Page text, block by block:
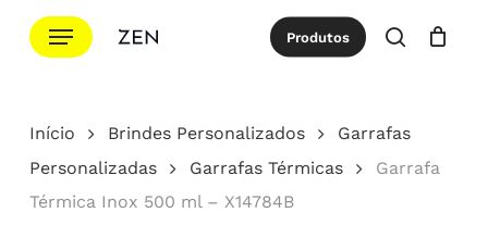
para
principal
Menu Produtos
procurar
Cotação Close
Início Brindes Personalizados
Garrafas
Personalizadas
Garrafas Térmicas
Garrafa
Térmica Inox 500 ml – X14784B